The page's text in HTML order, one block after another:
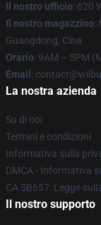
Il nostro ufficio: 620
Il nostro magazzino:
Guangdong, Cina
Orario: 9AM – 5PM
Email :
La nostra azienda
Su di noi
Termini e condizioni
Informativa sulla
DMCA - Informativa
CA SB657: Legge
Il nostro supporto